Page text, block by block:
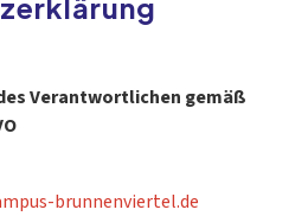
Verantwortlichen gemäß
brunnenviertel.de